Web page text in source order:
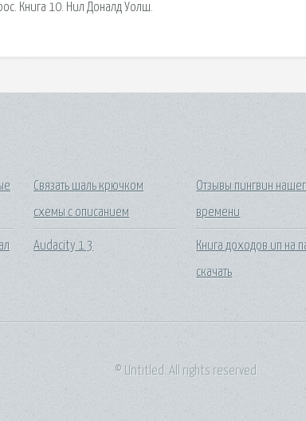
Книга 10. Нил Доналд Уолш.
Связать шаль крючком
схемы с описанием
Audacity 1 3
Отзывы пингвин
времени
Книга доходов ип на
скачать
© Untitled. All rights reserved.